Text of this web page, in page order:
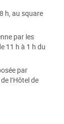
h, au square
par les
11 h à 1 h du
par
l’Hôtel de